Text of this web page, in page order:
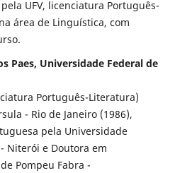
UFV, licenciatura Português-
área de Linguística, com
Paes, Universidade Federal de
Português-Literatura)
- Rio de Janeiro (1986),
pela Universidade
Niterói e Doutora em
Pompeu Fabra -